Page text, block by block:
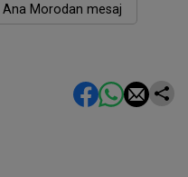
Ana Morodan mesaj